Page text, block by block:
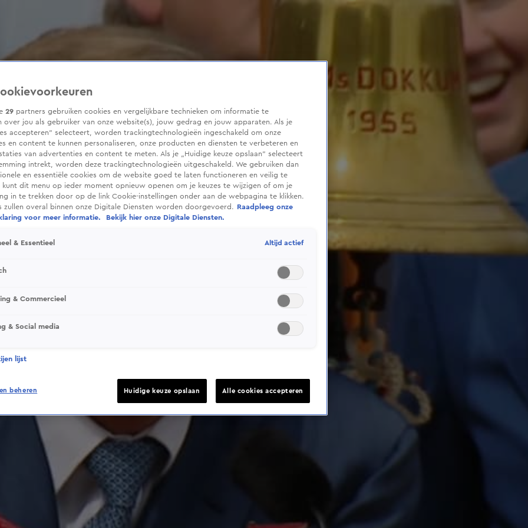
29 partners gebruiken cookies en vergelijkbare technieken om informatie te
over jou als gebruiker van onze website(s), jouw gedrag en jouw apparaten. Als je
accepteren” selecteert, worden trackingtechnologieën ingeschakeld om onze
en content te kunnen personaliseren, onze producten en diensten te verbeteren en
van advertenties en content te meten. Als je „Huidige keuze opslaan” selecteert
intrekt, worden deze trackingtechnologieën uitgeschakeld. We gebruiken dan
en essentiële cookies om de website goed te laten functioneren en veilig te
kunt dit menu op ieder moment opnieuw openen om je keuzes te wijzigen of om je
in te trekken door op de link Cookie-instellingen onder aan de webpagina te klikken.
zullen overal binnen onze Digitale Diensten worden doorgevoerd.
Raadpleeg onze
voor meer informatie.
Bekijk hier onze Digitale Diensten.
& Essentieel Altijd actief
& Commercieel
& Social media
lijst
beheren Huidige keuze opslaan Alle cookies accepteren